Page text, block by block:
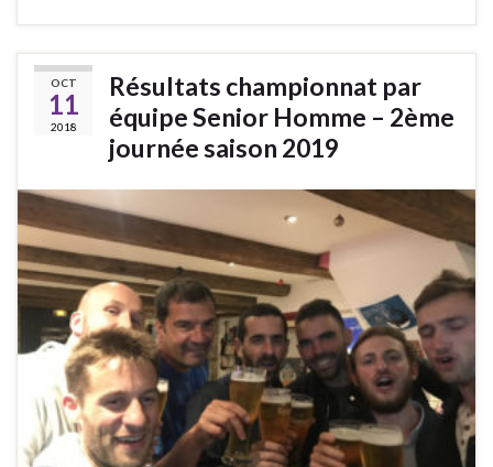
OCT
11
2018
Résultats championnat par
équipe Senior Homme – 2ème
journée saison 2019